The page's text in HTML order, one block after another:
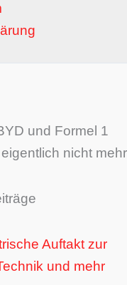
und Formel 1
nicht mehr
Auftakt zur
und mehr